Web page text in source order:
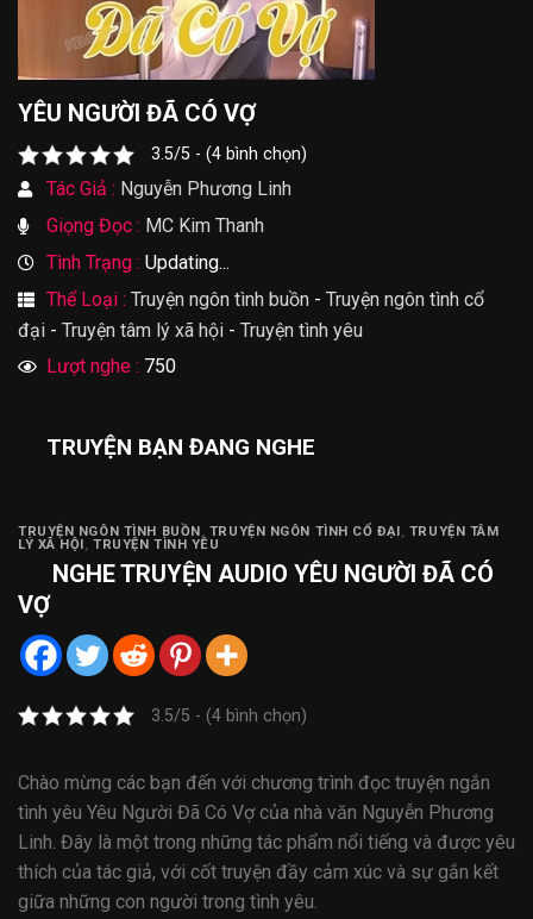
YÊU NGƯỜI ĐÃ CÓ VỢ
3.5/5 - (4 bình chọn)
Tác Giả : Nguyễn Phương Linh
Giọng Đọc : MC Kim Thanh
Tình Trạng : Updating...
Thể Loại : Truyện ngôn tình buồn - Truyện ngôn tình cổ
đại - Truyện tâm lý xã hội - Truyện tình yêu
Lượt nghe : 750
TRUYỆN BẠN ĐANG NGHE
TRUYỆN NGÔN TÌNH BUỒN, TRUYỆN NGÔN TÌNH CỔ ĐẠI, TRUYỆN TÂM
LÝ XÃ HỘI,TRUYỆN TÌNH YÊU
NGHETRUYỆN AUDIO YÊU NGƯỜI ĐÃ CÓ
VỢ
3.5/5 - (4 bình chọn)
Chào mừng các bạn đến với chương trình đọc truyện ngắn
tình yêu Yêu Người Đã Có Vợ của nhà văn Nguyễn Phương
Linh. Đây là một trong những tác phẩm nổi tiếng và được yêu
thích của tác giả, với cốt truyện đầy cảm xúc và sự gắn kết
giữa những con người trong tình yêu.